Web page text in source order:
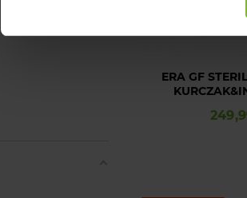
ERA GF
Cena